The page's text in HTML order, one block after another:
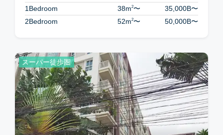
1Bedroom
38m2〜 35,000B〜
2Bedroom
52m2〜 50,000B〜
スーパー徒歩圏